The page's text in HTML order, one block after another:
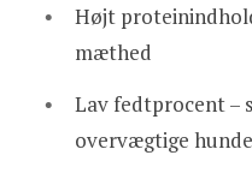
Højt
mæthed
Lav fedtprocent
overvægtige hunde